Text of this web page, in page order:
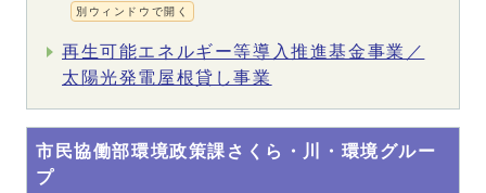
別ウィンドウで開く
再生可能エネルギー等導入推進基金事業／
太陽光発電屋根貸し事業
市民協働部環境政策課さくら・川・環境グルー
プ